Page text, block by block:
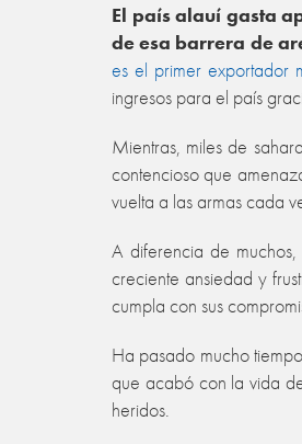
El país alauí gasta
de esa barrera de
es el primer exportador
ingresos para el país
Mientras, miles de
contencioso que
vuelta a las armas cada
A diferencia de
creciente ansiedad y
cumpla con sus
Ha pasado mucho
que acabó con la vida
heridos.